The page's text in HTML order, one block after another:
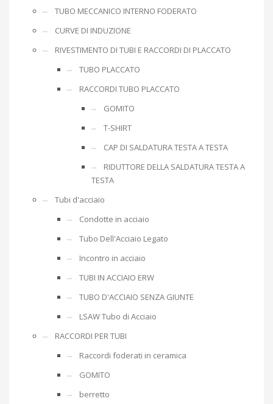
TUBO MECCANICO INTERNO FODERATO
CURVE DI INDUZIONE
RIVESTIMENTO DI TUBI E RACCORDI DI PLACCATO
TUBO PLACCATO
RACCORDI TUBO PLACCATO
GOMITO
T-SHIRT
CAP DI SALDATURA TESTA A TESTA
RIDUTTORE DELLA SALDATURA TESTA A
TESTA
Tubi d'acciaio
Condotte in acciaio
Tubo Dell'Acciaio Legato
Incontro in acciaio
TUBI IN ACCIAIO ERW
TUBO D'ACCIAIO SENZA GIUNTE
LSAW Tubo di Acciaio
RACCORDI PER TUBI
Raccordi foderati in ceramica
GOMITO
berretto